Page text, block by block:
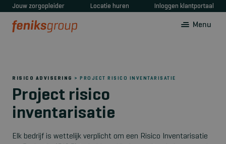
Jouw zorgopleider Locatie huren Inloggen klantportaal
Menu
RISICO ADVISERING > PROJECT RISICO INVENTARISATIE
Project risico
inventarisatie
Elk bedrijf is wettelijk verplicht om een Risico Inventarisatie